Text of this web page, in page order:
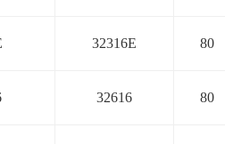
32316E 80
32616 80